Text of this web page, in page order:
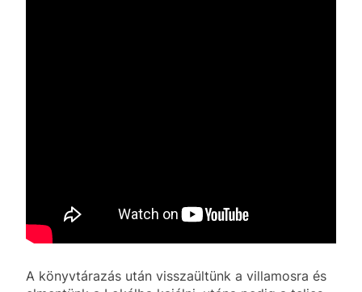
A könyvtárazás után visszaültünk a villamosra és